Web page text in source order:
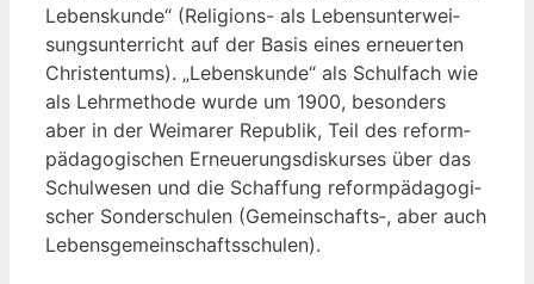
Lebens­kun­de“ (Reli­gi­ons- als Lebens­un­ter­wei­
sungs­un­ter­richt auf der Basis eines erneu­er­ten
Chris­ten­tums). „Lebens­kun­de“ als Schul­fach wie
als Lehr­me­tho­de wur­de um 1900, beson­ders
aber in der Wei­ma­rer Repu­blik, Teil des reform­
päd­ago­gi­schen Erneue­rungs­dis­kur­ses über das
Schul­we­sen und die Schaf­fung reform­päd­ago­gi­
scher Son­der­schu­len (Gemeinschafts‑, aber auch
Lebensgemeinschaftsschulen).